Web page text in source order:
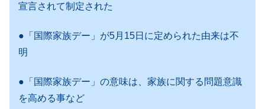
宣言されて制定された
●「国際家族デー」が5月15日に定められた由来は不
明
●「国際家族デー」の意味は、家族に関する問題意識
を高める事など